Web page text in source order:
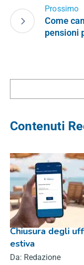
Prossimo
Come
pensioni
Contenuti
Chiusura degli
estiva
Da: Redazione